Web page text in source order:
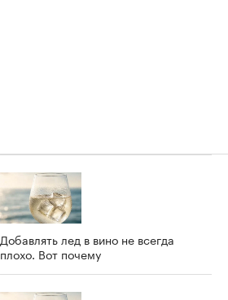
Добавлять лед в вино не всегда
плохо. Вот почему